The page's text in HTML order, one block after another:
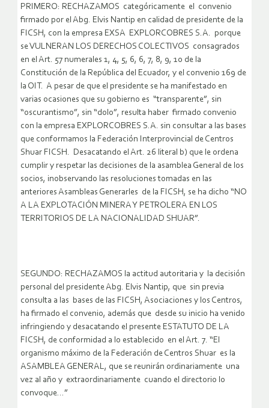
PRIMERO: RECHAZAMOS categóricamente el convenio
firmado por el Abg. Elvis Nantip en calidad de presidente de la
FICSH, con la empresa EXSA EXPLORCOBRES S.A. porque
se VULNERAN LOS DERECHOS COLECTIVOS consagrados
en el Art. 57 numerales 1, 4, 5, 6, 6, 7, 8, 9, 10 de la
Constitución de la República del Ecuador, y el convenio 169 de
la OIT. A pesar de que el presidente se ha manifestado en
varias ocasiones que su gobierno es “transparente”, sin
“oscurantismo”, sin “dolo”, resulta haber firmado convenio
con la empresa EXPLORCOBRES S.A. sin consultar a las bases
que conformamos la Federación Interprovincial de Centros
Shuar FICSH. Desacatando el Art. 26 literal b) que le ordena
cumplir y respetar las decisiones de la asamblea General de los
socios, inobservando las resoluciones tomadas en las
anteriores Asambleas Generarles de la FICSH, se ha dicho “NO
A LA EXPLOTACIÓN MINERA Y PETROLERA EN LOS
TERRITORIOS DE LA NACIONALIDAD SHUAR”.
SEGUNDO: RECHAZAMOS la actitud autoritaria y la decisión
personal del presidente Abg. Elvis Nantip, que sin previa
consulta a las bases de las FICSH, Asociaciones y los Centros,
ha firmado el convenio, además que desde su inicio ha venido
infringiendo y desacatando el presente ESTATUTO DE LA
FICSH, de conformidad a lo establecido en el Art. 7. “El
organismo máximo de la Federación de Centros Shuar es la
ASAMBLEA GENERAL, que se reunirán ordinariamente una
vez al año y extraordinariamente cuando el directorio lo
convoque…”